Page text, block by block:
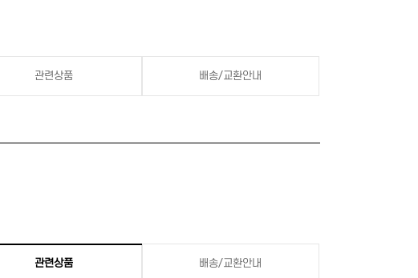
관련상품 배송/교환안내
관련상품 배송/교환안내